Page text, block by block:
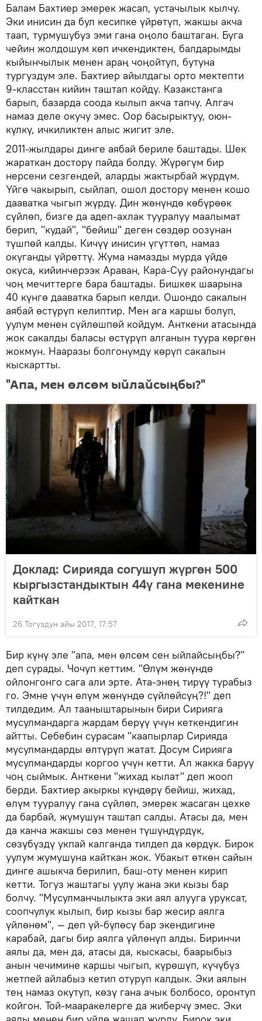
Балам Бахтиер эмерек жасап, устачылык кылчу.
Эки инисин да бул кесипке үйрөтүп, жакшы акча
таап, турмушубуз эми гана оңоло баштаган. Буга
чейин жолдошум көп ичкендиктен, балдарымды
кыйынчылык менен араң чоңойтуп, бутуна
тургуздум эле. Бахтиер айылдагы орто мектепти
9-класстан кийин таштап койду. Казакстанга
барып, базарда соода кылып акча тапчу. Алгач
намаз деле окучу эмес. Оор басырыктуу, оюн-
күлкү, ичкиликтен алыс жигит эле.
2011-жылдары динге аябай бериле баштады. Шек
жараткан достору пайда болду. Жүрөгүм бир
нерсени сезгендей, аларды жактырбай жүрдүм.
Үйгө чакырып, сыйлап, ошол достору менен кошо
дааватка чыгып жүрдү. Дин жөнүндө көбүрөөк
сүйлөп, бизге да адеп-ахлак тууралуу маалымат
берип, "кудай", "бейиш" деген сөздөр оозунан
түшпөй калды. Кичүү инисин үгүттөп, намаз
окуганды үйрөттү. Жума намазды мурда үйдө
окуса, кийинчерээк Араван, Кара-Суу районундагы
чоң мечиттерге бара баштады. Бишкек шаарына
40 күнгө дааватка барып келди. Ошондо сакалын
аябай өстүрүп келиптир. Мен ага каршы болуп,
уулум менен сүйлөшпөй койдум. Анткени атасында
жок сакалды баласы өстүрүп алганын туура көргөн
жокмун. Нааразы болгонумду көрүп сакалын
кыскартты.
"Апа, мен өлсөм ыйлайсыңбы?"
Доклад: Сирияда согушуп жүргөн 500
кыргызстандыктын 44ү гана мекенине
кайткан
26 Тогуздун айы 2017, 17:57
Бир күнү эле "апа, мен өлсөм сен ыйлайсыңбы?"
деп сурады. Чочуп кеттим. "Өлүм жөнүндө
ойлонгонго сага али эрте. Ата-энең тирүү турабыз
го. Эмне үчүн өлүм жөнүндө сүйлөйсүң?!" деп
тилдедим. Ал тааныштарынын бири Сирияга
мусулмандарга жардам берүү үчүн кеткендигин
айтты. Себебин сурасам "каапырлар Сирияда
мусулмандарды өлтүрүп жатат. Досум Сирияга
мусулмандарды коргоо үчүн кетти. Ал жакка баруу
чоң сыймык. Анткени "жихад кылат" деп жооп
берди. Бахтиер акыркы күндөрү бейиш, жихад,
өлүм тууралуу гана сүйлөп, эмерек жасаган цехке
да барбай, жумушун таштап салды. Атасы да, мен
да канча жакшы сөз менен түшүндүрдүк,
сөзүбүздү укпай калганда тилдеп да көрдүк. Бирок
уулум жумушуна кайткан жок. Убакыт өткөн сайын
динге ашыкча берилип, баш-оту менен кирип
кетти. Тогуз жаштагы уулу жана эки кызы бар
болчу. "Мусулманчылыкта эки аял алууга уруксат,
соопчулук кылып, бир кызы бар жесир аялга
үйлөнөм", — деп үй-бүлөсү бар экендигине
карабай, дагы бир аялга үйлөнүп алды. Биринчи
аялы да, мен да, атасы да, кыскасы, баарыбыз
анын чечимине каршы чыгып, күрөшүп, күчүбүз
жетпей айлабыз кетип отуруп калдык. Эки аялын
тең намаз окутуп, көзү гана ачык болбосо, оронтуп
койгон. Той-мааракелерге да жиберчү эмес. Эки